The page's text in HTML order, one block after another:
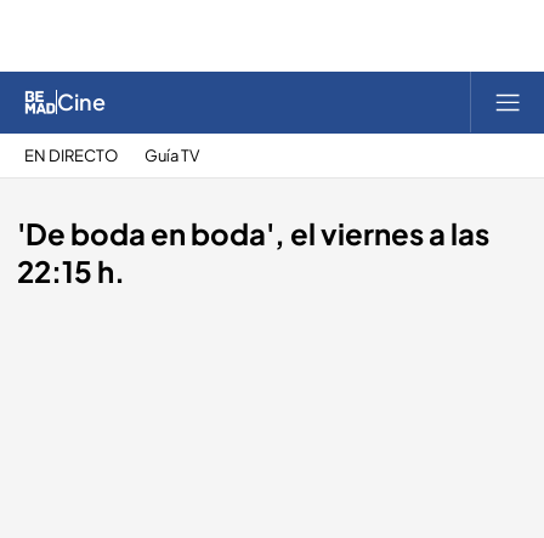
Cine
EN DIRECTO Guía TV
'De boda en boda', el viernes a las
22:15 h.